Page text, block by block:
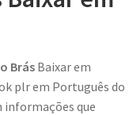
Brás Baixar em
plr em Português do
que